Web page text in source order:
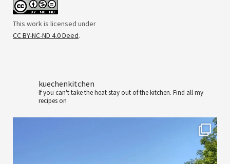
This work is licensed under
CC BY-NC-ND 4.0 Deed.
kuechenkitchen
If you can't take the heat stay out of the kitchen. Find all my
recipes on